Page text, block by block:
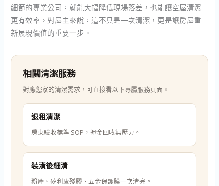
細節的專業公司，就能大幅降低現場落差，也能讓空屋清潔
更有效率。對屋主來說，這不只是一次清潔，更是讓房屋重
新展現價值的重要一步。
相關清潔服務
對應您家的清潔需求，可直接看以下專屬服務頁面。
退租清潔
房東驗收標準 SOP，押金回收無壓力。
裝潢後細清
粉塵、矽利康殘膠、五金保護膜一次清完。